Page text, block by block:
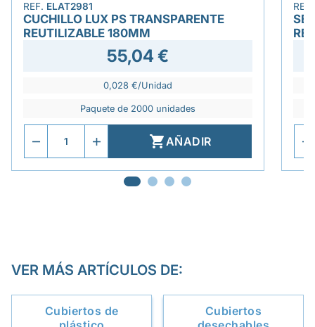
REF. ELAT2981
CUCHILLO LUX PS TRANSPARENTE
REUTILIZABLE 180MM
55,04 €
0,028 €/Unidad
Paquete de 2000 unidades
AÑADIR
VER MÁS ARTÍCULOS DE:
Cubiertos de
Cubiertos